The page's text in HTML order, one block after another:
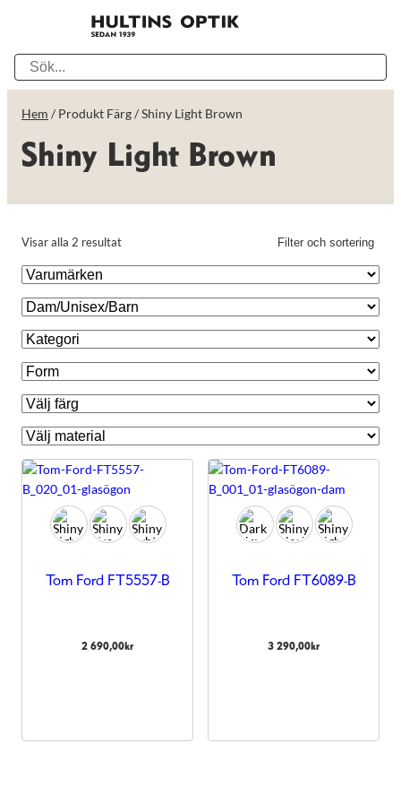
Hem / Produkt Färg / Shiny Light Brown
Shiny Light Brown
Filter och sortering
Visar alla 2 resultat
Tom Ford FT5557-B
2 690,00kr
Tom Ford FT6089-B
3 290,00kr
De behövs